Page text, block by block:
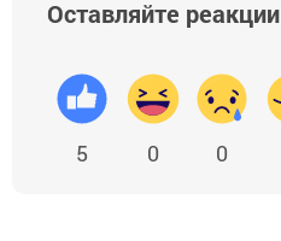
Оставляйте реакции
5 0 0